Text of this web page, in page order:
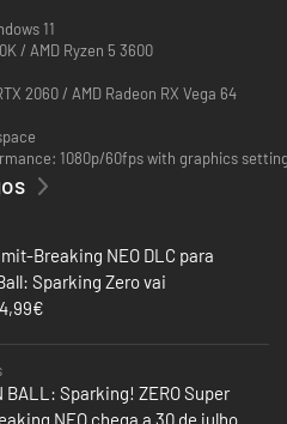
e de alta velocidade fiéis ao
o fôlego e movimentos de
de feixes, ataques de investida,
olhos verem e ataques supremos que
11
/ AMD Ryzen 5 3600
2060 / AMD Radeon RX Vega 64
1080p/60fps with graphics
Breaking NEO DLC para
Sparking Zero vai
BALL: Sparking! ZERO Super
NEO chega a 30 de julho